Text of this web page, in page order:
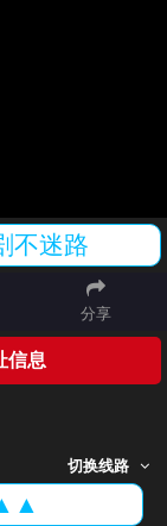
不迷路
分享
信息
切换线路